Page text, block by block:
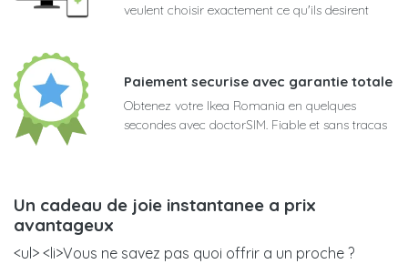
veulent choisir exactement ce qu'ils desirent
Paiement securise avec garantie totale
Obtenez votre Ikea Romania en quelques
secondes avec doctorSIM. Fiable et sans tracas
Un cadeau de joie instantanee a prix
avantageux
<ul> <li>Vous ne savez pas quoi offrir a un proche ?